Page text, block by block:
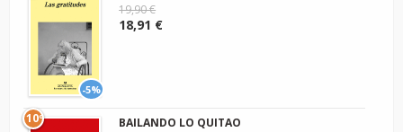
-5%
19,90 €
18,91 €
10º
BAILANDO LO QUITAO